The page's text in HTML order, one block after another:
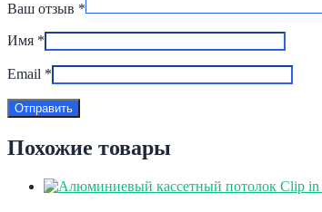
Ваш отзыв *
Имя *
Email *
Похожие товары